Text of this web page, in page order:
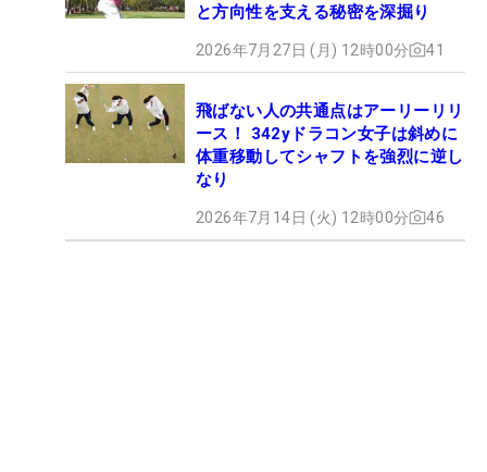
と方向性を支える秘密を深掘り
2026年7月27日 (月) 12時00分 41
飛ばない人の共通点はアーリーリリ
ース！ 342yドラコン女子は斜めに
体重移動してシャフトを強烈に逆し
なり
2026年7月14日 (火) 12時00分 46